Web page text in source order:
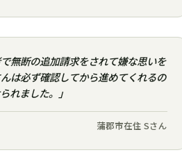
で無断の追加請求をされて嫌な思いを
は必ず確認してから進めてくれるの
れました。」
蒲郡市在住 Sさん